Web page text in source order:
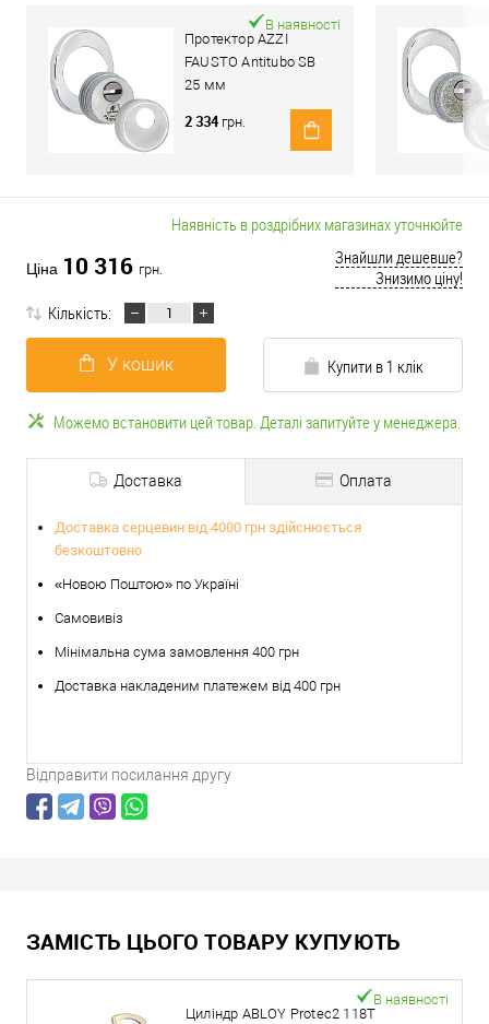
Протектор AZZI
FAUSTO Antitubo SB
25 мм
овальний широкий
хром полірований
В наявності
2 334 грн.
Наявність в роздрібних магазинах уточнюйте
Ціна 10 316 грн.
Знайшли дешевше?
Знизимо ціну!
Кількість:
У кошик Купити в 1 клік
Можемо встановити цей товар. Деталі запитуйте у менеджера.
Доставка Оплата
Доставка серцевин від 4000 грн здійснюється
безкоштовно
«Новою Поштою» по Україні
Самовивіз
Мінімальна сума замовлення 400 грн
Доставка накладеним платежем від 400 грн
Відправити посилання другу
ЗАМІСТЬ ЦЬОГО ТОВАРУ КУПУЮТЬ
Циліндр ABLOY Protec2 118T
В наявності